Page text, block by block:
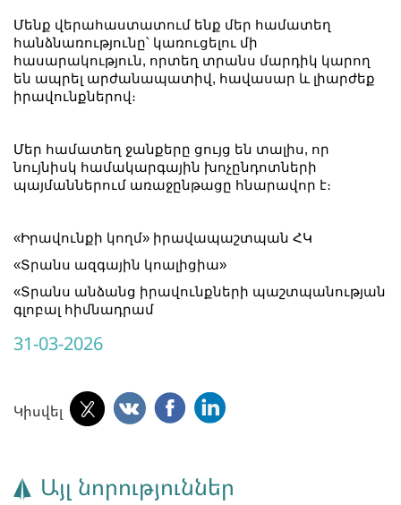
Մենք վերահաստատում ենք մեր համատեղ
հանձնառությունը՝ կառուցելու մի
հասարակություն, որտեղ տրանս մարդիկ կարող
են ապրել արժանապատիվ, հավասար և լիարժեք
իրավունքներով։
Մեր համատեղ ջանքերը ցույց են տալիս, որ
նույնիսկ համակարգային խոչընդոտների
պայմաններում առաջընթացը հնարավոր է։
«Իրավունքի կողմ» իրավապաշտպան ՀԿ
«Տրանս ազգային կոալիցիա»
«Տրանս անձանց իրավունքների պաշտպանության
գլոբալ հիմնադրամ
31-03-2026
Կիսվել
Այլ նորություններ